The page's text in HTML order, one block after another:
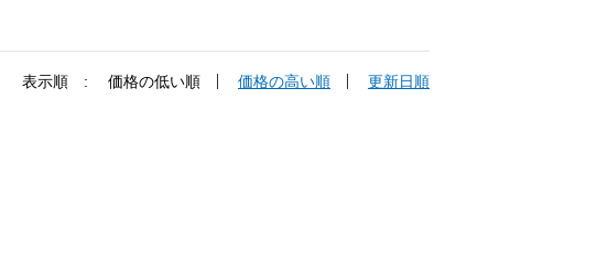
表示順 : 価格の低い順 価格の高い順 更新日順